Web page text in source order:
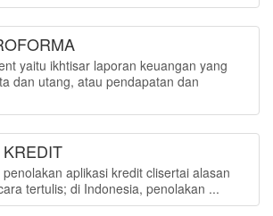
yaitu ikhtisar laporan keuangan yang
dan utang, atau pendapatan dan
aplikasi kredit clisertai alasan
tertulis; di Indonesia, penolakan ...